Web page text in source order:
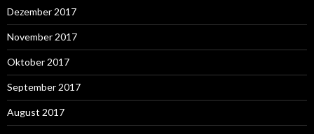
Dezember 2017
November 2017
Oktober 2017
September 2017
August 2017